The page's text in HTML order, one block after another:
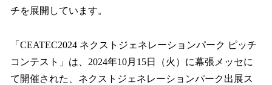
チを展開しています。
「CEATEC2024 ネクストジェネレーションパーク ピッチ
コンテスト」は、2024年10月15日（火）に幕張メッセに
て開催された、ネクストジェネレーションパーク出展ス